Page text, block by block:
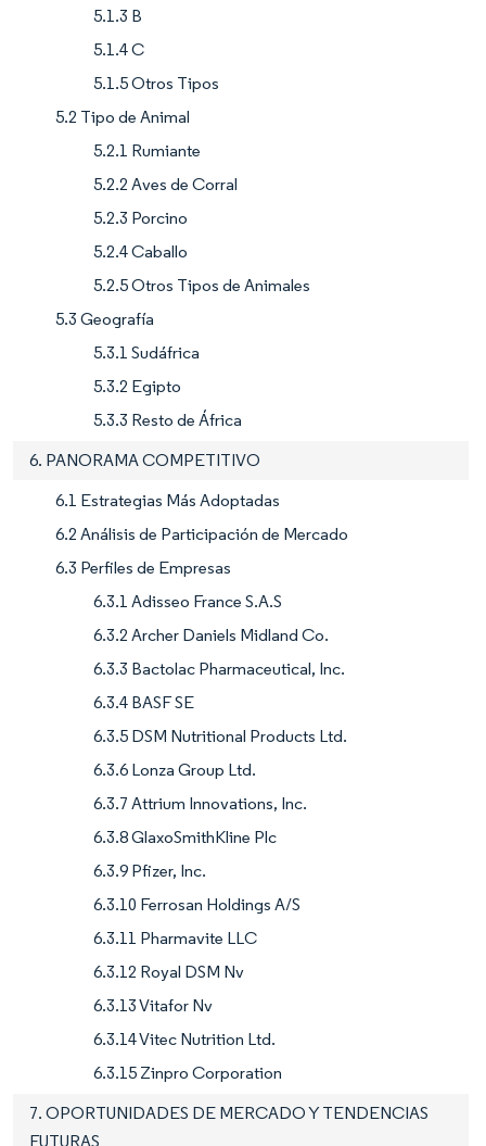
5.1.3 B
5.1.4 C
5.1.5 Otros Tipos
5.2 Tipo de Animal
5.2.1 Rumiante
5.2.2 Aves de Corral
5.2.3 Porcino
5.2.4 Caballo
5.2.5 Otros Tipos de Animales
5.3 Geografía
5.3.1 Sudáfrica
5.3.2 Egipto
5.3.3 Resto de África
6. PANORAMA COMPETITIVO
6.1 Estrategias Más Adoptadas
6.2 Análisis de Participación de Mercado
6.3 Perfiles de Empresas
6.3.1 Adisseo France S.A.S
6.3.2 Archer Daniels Midland Co.
6.3.3 Bactolac Pharmaceutical, Inc.
6.3.4 BASF SE
6.3.5 DSM Nutritional Products Ltd.
6.3.6 Lonza Group Ltd.
6.3.7 Attrium Innovations, Inc.
6.3.8 GlaxoSmithKline Plc
6.3.9 Pfizer, Inc.
6.3.10 Ferrosan Holdings A/S
6.3.11 Pharmavite LLC
6.3.12 Royal DSM Nv
6.3.13 Vitafor Nv
6.3.14 Vitec Nutrition Ltd.
6.3.15 Zinpro Corporation
7. OPORTUNIDADES DE MERCADO Y TENDENCIAS
FUTURAS